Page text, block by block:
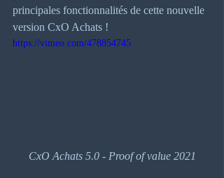
principales fonctionnalités de cette nouvelle
version CxO Achats !
https://vimeo.com/478854745
CxO Achats 5.0 - Proof of value 2021